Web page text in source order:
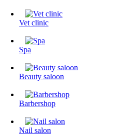
Vet clinic
Spa
Beauty saloon
Barbershop
Nail salon